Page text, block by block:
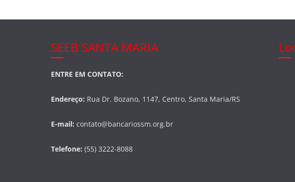
o
SEEB SANTA MARIA
ENTRE EM CONTATO:
Endereço: Rua Dr. Bozano, 1147, Centro, Santa Maria/RS
E-mail: contato@bancariossm.org.br
Telefone: (55) 3222-8088